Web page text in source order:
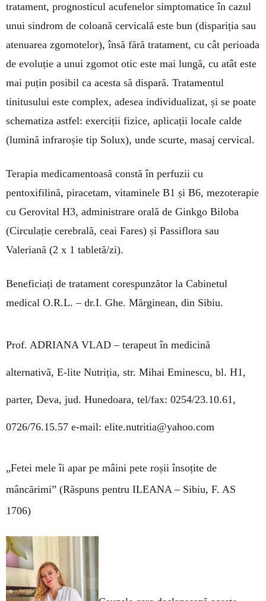
tratament, prognosticul acufenelor simptomatice în cazul
unui sindrom de coloană cervicală este bun (dispariția sau
atenuarea zgomotelor), însă fără tratament, cu cât perioada
de evoluție a unui zgomot otic este mai lungă, cu atât este
mai puțin posibil ca acesta să dispară. Tratamentul
tinitusului este complex, adesea individualizat, și se poate
sche­matiza astfel: exerciții fizice, aplicații locale calde
(lumină infraroșie tip Solux), unde scurte, masaj cervical.
Terapia medicamentoasă constă în perfuzii cu
pentoxifilină, piracetam, vitaminele B1 și B6, mezoterapie
cu Gerovital H3, administrare orală de Ginkgo Biloba
(Circulație cerebrală, ceai Fares) și Passiflora sau
Valeriană (2 x 1 tabletă/zi).
Beneficiați de tratament corespunzător la Cabinetul
medical O.R.L. – dr.I. Ghe. Mărginean, din Sibiu.
Prof. ADRIANA VLAD – terapeut în medicinã
alternativã, E-lite Nutriția, str. Mihai Eminescu, bl. H1,
parter, Deva, jud. Hunedoara, tel/fax: 0254/23.10.61,
0726/76.15.57 e-mail: elite.nutritia@yahoo.com
„Fetei mele îi apar pe mâini pete roșii însoțite de
mâncărimi” (Răspuns pentru ILEANA – Sibiu, F. AS
1706)